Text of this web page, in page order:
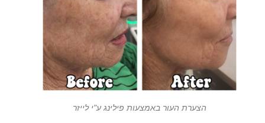
הצערת העור באמצעות פילינג ע"י לייזר